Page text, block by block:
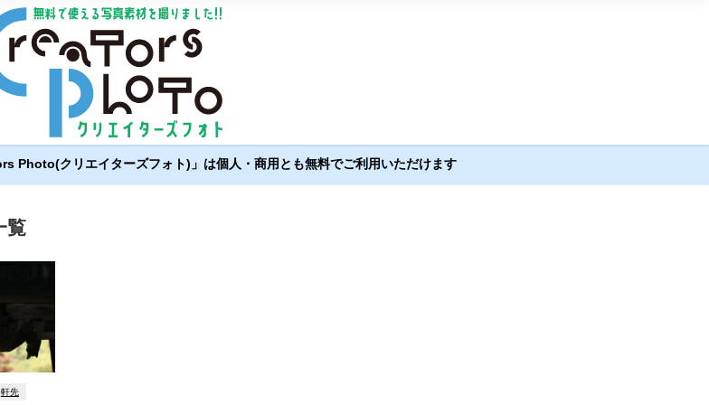
Photo(クリエイターズフォト)」は個人・商用とも無料でご利用いただけます
覧
軒先